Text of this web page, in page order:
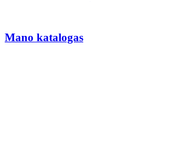
Mano katalogas